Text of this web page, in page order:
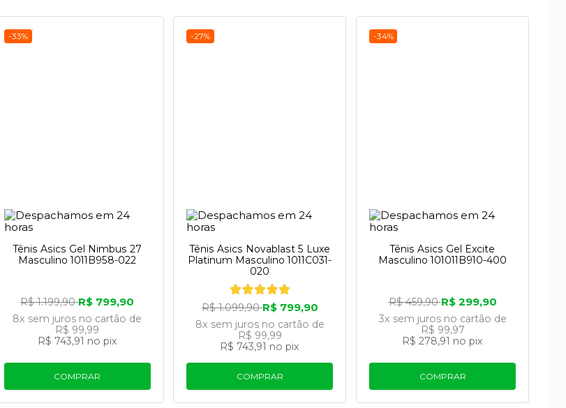
-33%
Tênis Asics Gel Nimbus 27
Masculino 1011B958-022
R$ 1.199,90R$ 799,90
8x sem juros no cartão de
R$ 99,99
R$ 743,91 no pix
COMPRAR
-27%
Tênis Asics Novablast 5 Luxe
Platinum Masculino 1011C031-
020
R$ 1.099,90R$ 799,90
8x sem juros no cartão de
R$ 99,99
R$ 743,91 no pix
COMPRAR
-34%
Tênis Asics Gel Excite
Masculino 101011B910-400
R$ 459,90R$ 299,90
3x sem juros no cartão de
R$ 99,97
R$ 278,91 no pix
COMPRAR